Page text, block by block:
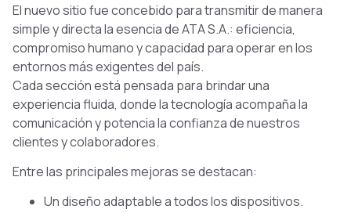
El nuevo sitio fue concebido para transmitir de manera
simple y directa la esencia de ATA S.A.: eficiencia,
compromiso humano y capacidad para operar en los
entornos más exigentes del país.
Cada sección está pensada para brindar una
experiencia fluida, donde la tecnología acompaña la
comunicación y potencia la confianza de nuestros
clientes y colaboradores.
Entre las principales mejoras se destacan:
Un diseño adaptable a todos los dispositivos.